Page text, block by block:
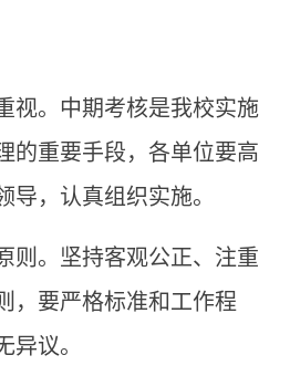
视。中期考核是我校实施
的重要手段，各单位要高
导，认真组织实施。
则。坚持客观公正、注重
，要严格标准和工作程
异议。